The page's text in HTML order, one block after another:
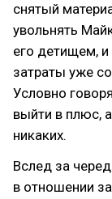
снятый
увольнять
его детищем, и
затраты уже
Условно
выйти в плюс,
никаких.
Вслед за
в отношении